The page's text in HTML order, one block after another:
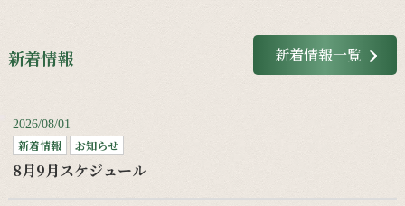
新着情報 新着情報一覧
2026/08/01
新着情報 お知らせ
8月9月スケジュール